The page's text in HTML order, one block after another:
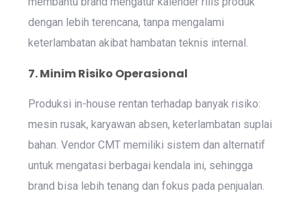
dengan lebih terencana, tanpa mengalami
keterlambatan akibat hambatan teknis internal.
7. Minim Risiko Operasional
Produksi in-house rentan terhadap banyak risiko:
mesin rusak, karyawan absen, keterlambatan suplai
bahan. Vendor CMT memiliki sistem dan alternatif
untuk mengatasi berbagai kendala ini, sehingga
brand bisa lebih tenang dan fokus pada penjualan.